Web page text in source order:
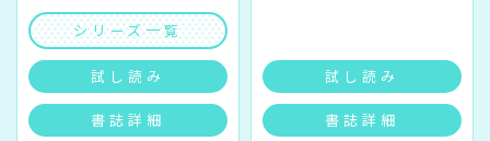
シリーズ一覧
試し読み
書誌詳細
試し読み
書誌詳細